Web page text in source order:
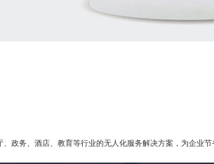
政务、酒店、教育等行业的无人化服务解决方案，为企业节